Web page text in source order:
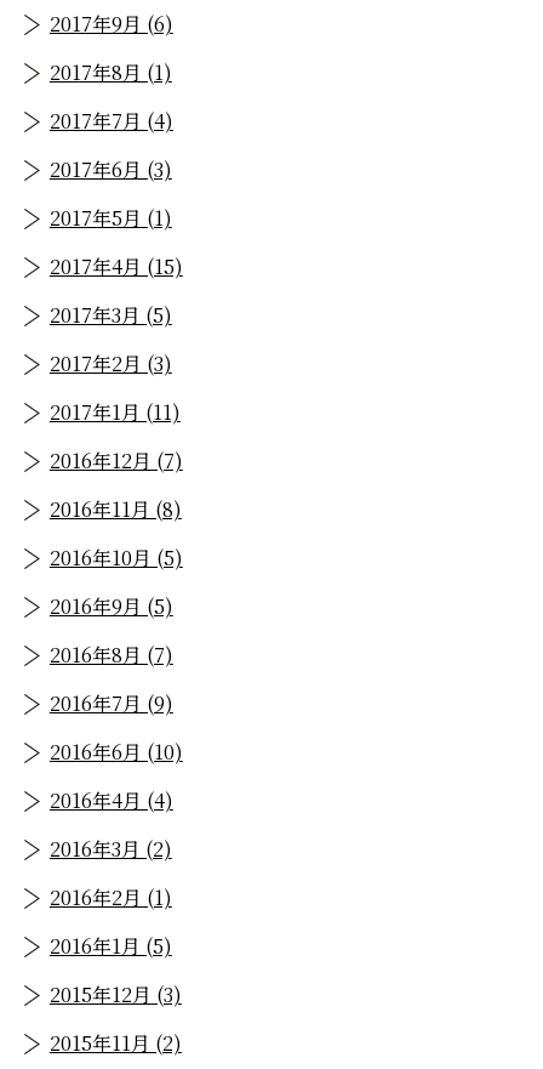
2017年9月 (6)
2017年8月 (1)
2017年7月 (4)
2017年6月 (3)
2017年5月 (1)
2017年4月 (15)
2017年3月 (5)
2017年2月 (3)
2017年1月 (11)
2016年12月 (7)
2016年11月 (8)
2016年10月 (5)
2016年9月 (5)
2016年8月 (7)
2016年7月 (9)
2016年6月 (10)
2016年4月 (4)
2016年3月 (2)
2016年2月 (1)
2016年1月 (5)
2015年12月 (3)
2015年11月 (2)